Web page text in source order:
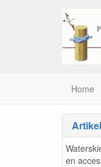
Home
en